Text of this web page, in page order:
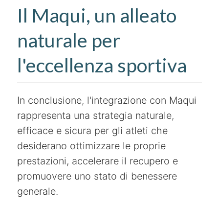
Il Maqui, un alleato
naturale per
l'eccellenza sportiva
In conclusione, l'integrazione con Maqui
rappresenta una strategia naturale,
efficace e sicura per gli atleti che
desiderano ottimizzare le proprie
prestazioni, accelerare il recupero e
promuovere uno stato di benessere
generale.